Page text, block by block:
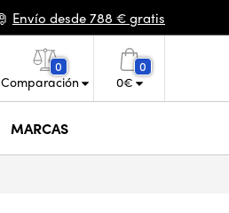
Envío desde 788 € gratis
0
Comparación
0
0€
MARCAS